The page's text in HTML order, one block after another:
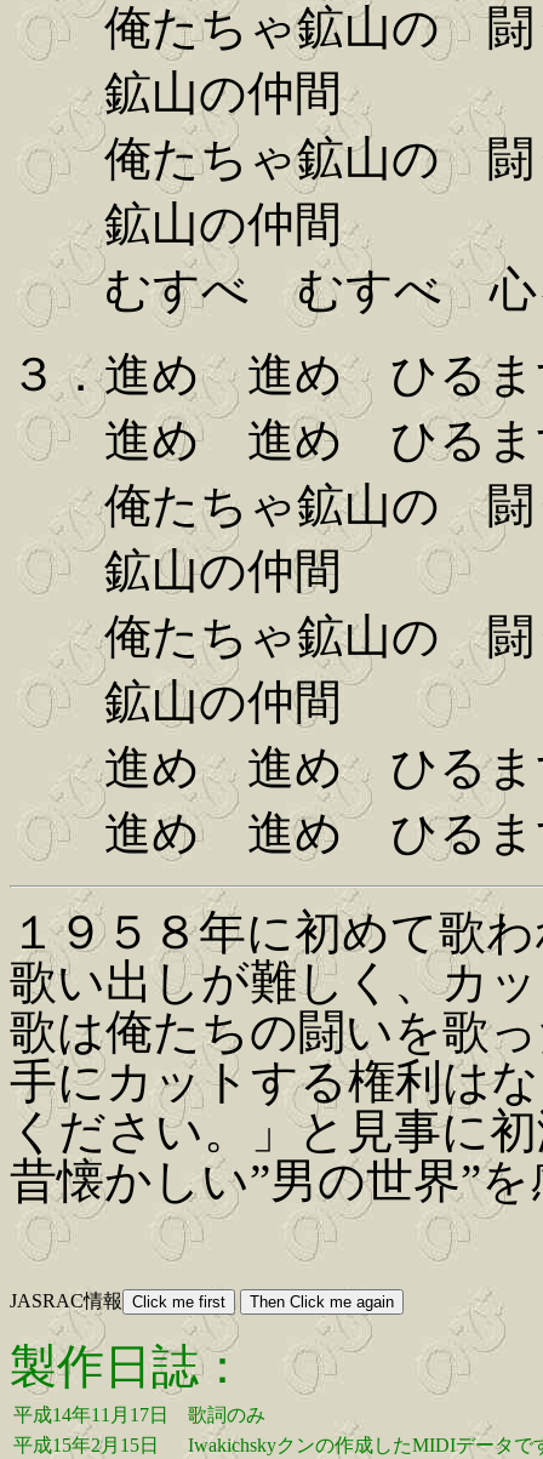
俺たちゃ鉱山の 闘
鉱山の仲間
俺たちゃ鉱山の 闘
鉱山の仲間
むすべ むすべ 心
３．進め 進め ひるま
進め 進め ひるま
俺たちゃ鉱山の 闘
鉱山の仲間
俺たちゃ鉱山の 闘
鉱山の仲間
進め 進め ひるま
進め 進め ひるま
１９５８年に初めて歌
歌い出しが難しく、カ
歌は俺たちの闘いを歌
手にカットする権利は
ください。」と見事に
昔懐かしい”男の世界”
JASRAC情報
製作日誌：
平成14年11月17日
歌詞のみ
平成15年2月15日
Iwakichskyクンの作成したMIDIデータで